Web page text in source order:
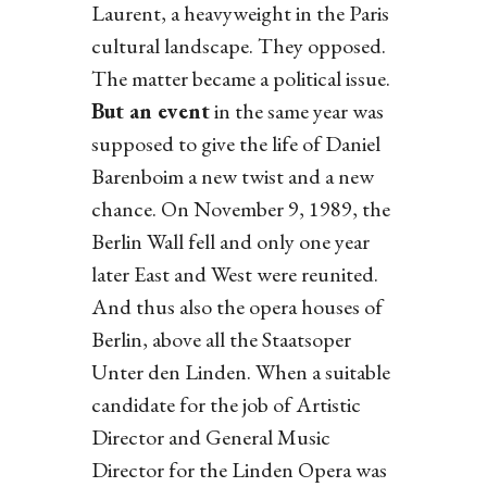
Laurent, a heavyweight in the Paris
cultural landscape. They opposed.
The matter became a political issue.
But an eventin the same year was
supposed to give the life of Daniel
Barenboim a new twist and a new
chance. On November 9, 1989, the
Berlin Wall fell and only one year
later East and West were reunited.
And thus also the opera houses of
Berlin, above all the Staatsoper
Unter den Linden. When a suitable
candidate for the job of Artistic
Director and General Music
Director for the Linden Opera was